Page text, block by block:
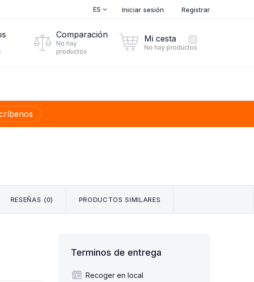
ES Iniciar sesión Registrar
Comparación
No hay
productos
Mi cesta
No hay productos
RESEÑAS (0) PRODUCTOS SIMILARES
Terminos de entrega
Recoger en local